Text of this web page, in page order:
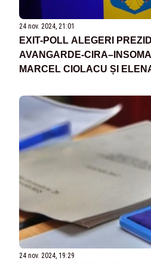
24 nov. 2024, 21:01
EXIT-POLL ALEGERI
AVANGARDE-
MARCEL CIOLACU ȘI
24 nov. 2024, 19:29